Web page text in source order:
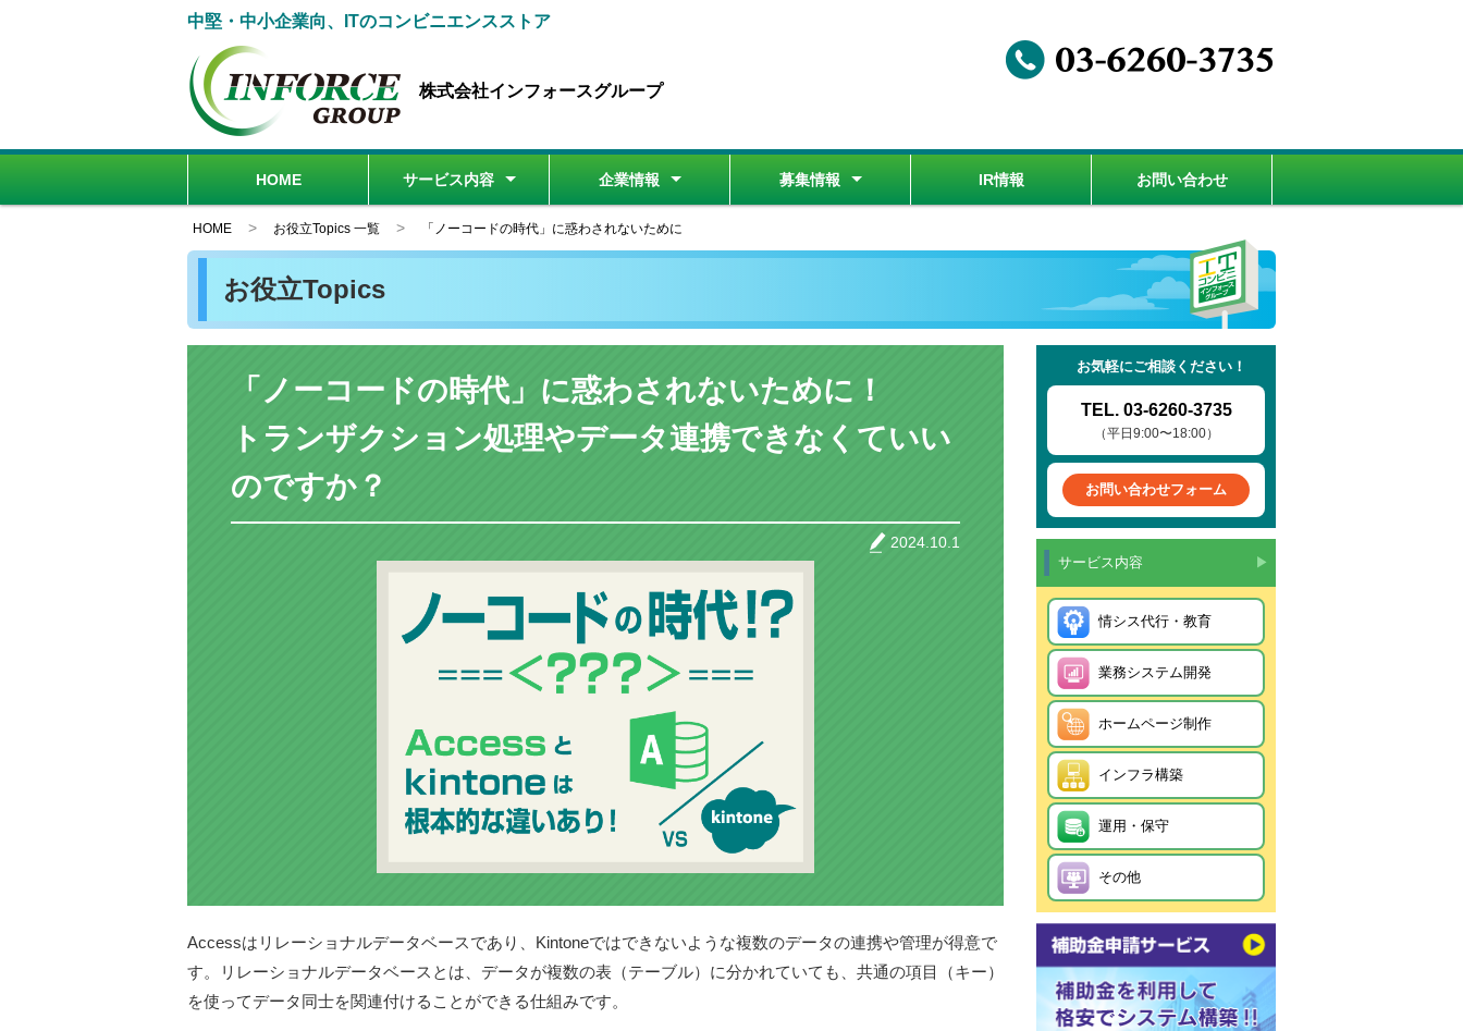
中堅・中小企業向、ITのコンビニエンスストア
株式会社インフォースグループ
HOME サービス内容
情シス代行・教育
業務システム開発
ホームページ制作
インフラ構築
運用・保守
その他
企業情報
グループ会社紹介
会社概要
開発実績
当社が選ばれる理由
募集情報 IR情報 お問い合わせ
HOME お役立Topics 一覧 「ノーコードの時代」に惑わされないために
お役立Topics
「ノーコードの時代」に惑わされないために！
トランザクション処理やデータ連携できなくていい
のですか？
2024.10.1
Accessはリレーショナルデータベースであり、Kintoneではできないような複数のデータの連携や管理が得意で
す。リレーショナルデータベースとは、データが複数の表（テーブル）に分かれていても、共通の項目（キー）
を使ってデータ同士を関連付けることができる仕組みです。
お気軽にご相談ください！
TEL. 03-6260-3735
（平日9:00〜18:00）
お問い合わせフォーム
サービス内容 ▶
情シス代行・教育
業務システム開発
ホームページ制作
インフラ構築
運用・保守
その他